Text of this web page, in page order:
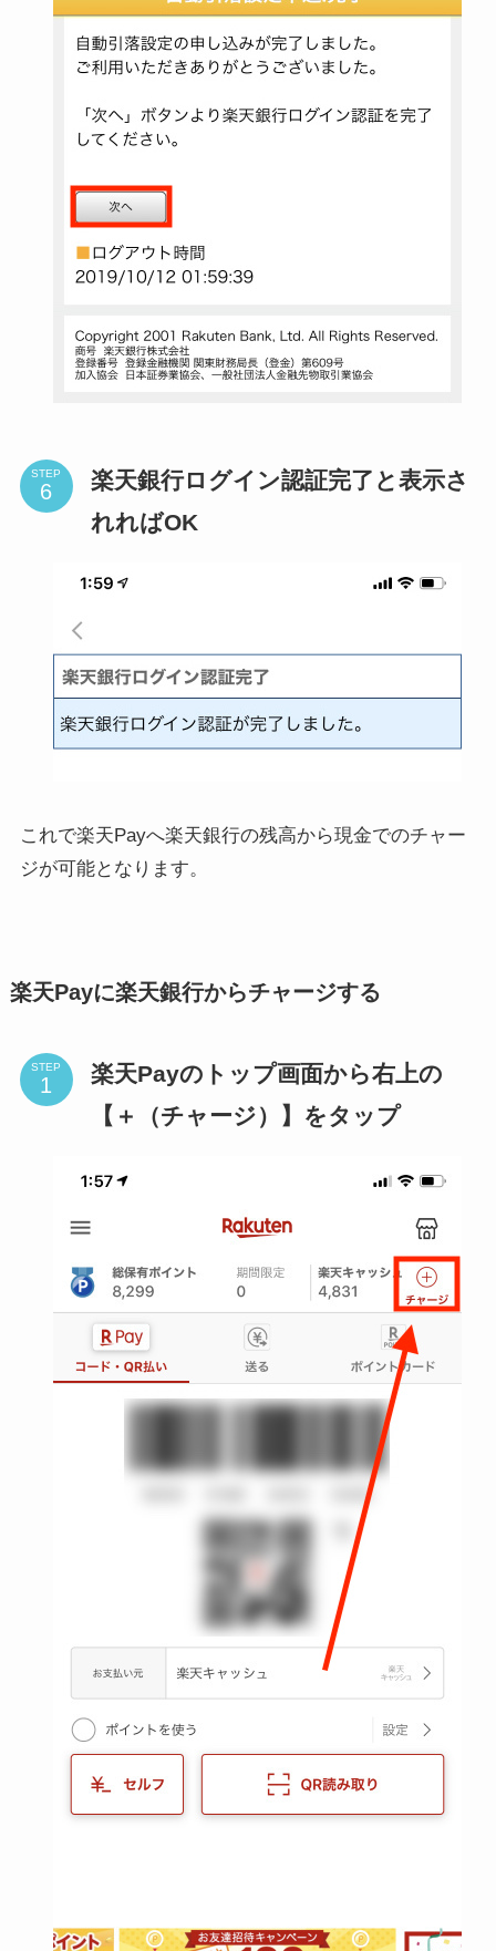
STEP
楽天銀行ログイン認証完了と表示さ
れればOK
これで楽天Payへ楽天銀行の残高から現金でのチャー
ジが可能となります。
楽天Payに楽天銀行からチャージする
STEP
楽天Payのトップ画面から右上の
【＋（チャージ）】をタップ